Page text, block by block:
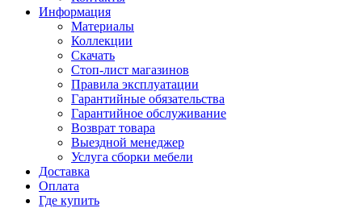
Информация
Материалы
Коллекции
Скачать
Стоп-лист магазинов
Правила эксплуатации
Гарантийные обязательства
Гарантийное обслуживание
Возврат товара
Выездной менеджер
Услуга сборки мебели
Доставка
Оплата
Где купить